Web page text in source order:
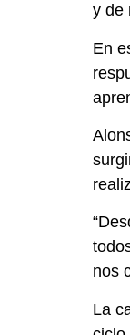
y de
En
nos
La